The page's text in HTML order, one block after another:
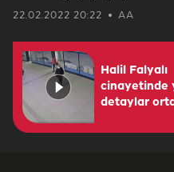
22.02.2022 20:22 AA
Halil Falyalı
cinayetinde
detaylar